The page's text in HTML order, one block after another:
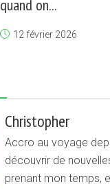
quand on...
12 février 2026
Christopher
Accro au voyage
découvrir de
prenant mon temps,